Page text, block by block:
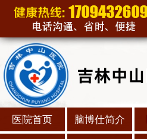
医院首页 脑博仕简介